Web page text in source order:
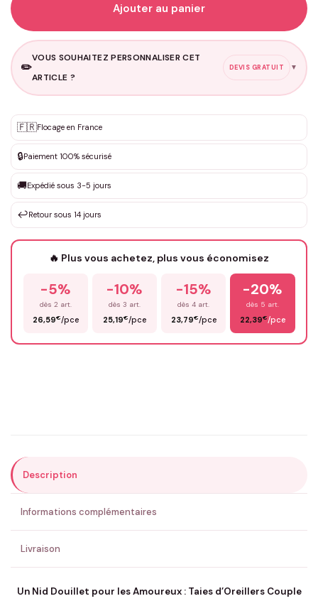
Ajouter au panier
✏️
VOUS SOUHAITEZ PERSONNALISER CET
ARTICLE ?
DEVIS GRATUIT ▼
✨ Personnalisation sur mesure
DEVIS GRATUIT · Personnalisation de 3 à 10€ selon la demande
Que souhaitez-vous ?*
Votre texte / idée*
Prénom*
ENVOYER MA DEMANDE ✨
💚 Retour sous 24-48h🇫🇷 Flocage en France✅ Validation avant fabrication
🇫🇷Flocage en France
🔒Paiement 100% sécurisé
🚚Expédié sous 3-5 jours
↩️Retour sous 14 jours
🔥 Plus vous achetez, plus vous économisez
-5%
dès 2 art.
26,59€/pce
-10%
dès 3 art.
25,19€/pce
-15%
dès 4 art.
23,79€/pce
-20%
dès 5 art.
22,39€/pce
Description
Informations complémentaires
Livraison
Un Nid Douillet pour les Amoureux : Taies d’Oreillers Couple